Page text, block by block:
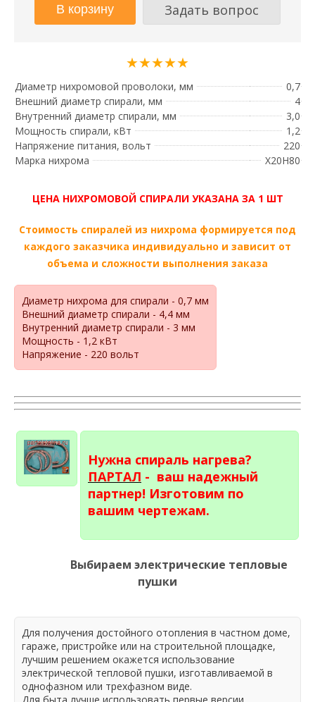
Задать вопрос
★★★★★
Диаметр нихромовой проволоки, мм
0,7
Внешний диаметр спирали, мм
4
Внутренний диаметр спирали, мм
3,0
Мощность спирали, кВт
1,2
Напряжение питания, вольт
220
Марка нихрома
Х20Н80
ЦЕНА НИХРОМОВОЙ СПИРАЛИ УКАЗАНА ЗА 1 ШТ
Стоимость спиралей из нихрома формируется под
каждого заказчика индивидуально и зависит от
объема и сложности выполнения заказа
Диаметр нихрома для спирали - 0,7 мм
Внешний диаметр спирали - 4,4 мм
Внутренний диаметр спирали - 3 мм
Мощность - 1,2 кВт
Напряжение - 220 вольт
Нужна спираль нагрева?
ПАРТАЛ - ваш надежный
партнер! Изготовим по
вашим чертежам.
Выбираем электрические тепловые
пушки
Для получения достойного отопления в частном доме,
гараже, пристройке или на строительной площадке,
лучшим решением окажется использование
электрической тепловой пушки, изготавливаемой в
однофазном или трехфазном виде.